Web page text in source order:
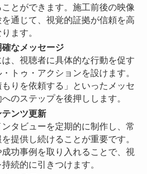
とができます。施工前後の映像
通じて、視覚的証拠が信頼を高
ます。
なメッセージ
、視聴者に具体的な行動を促す
トゥ・アクションを設けます。
もりを依頼する」といったメッセ
のステップを後押しします。
ンツ更新
タビューを定期的に制作し、常
提供し続けることが重要です。
功事例を取り入れることで、視
続的に引きつけます。